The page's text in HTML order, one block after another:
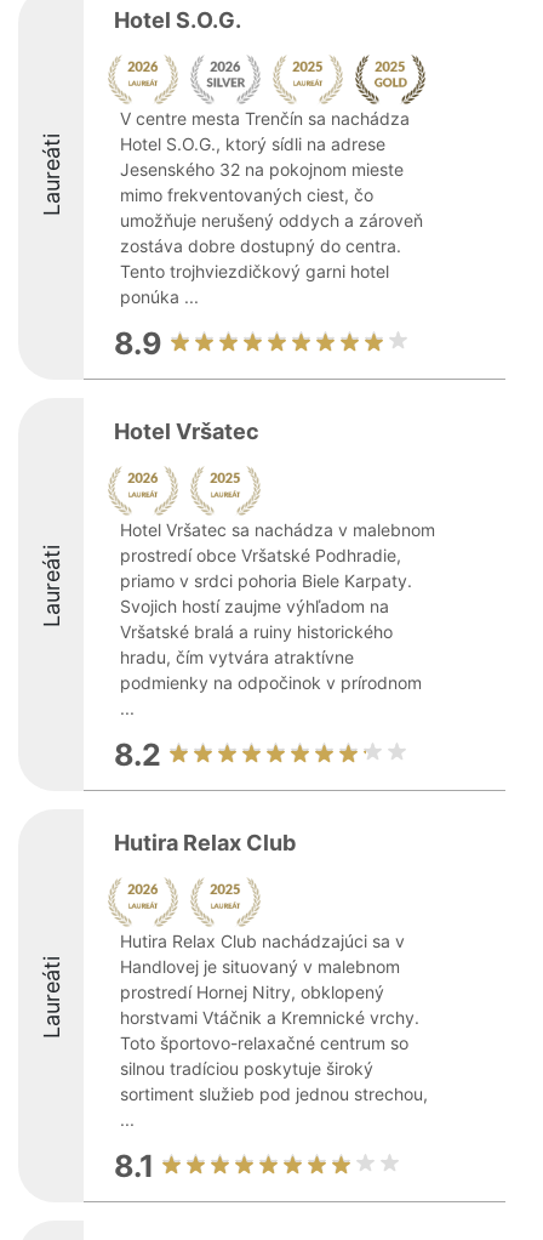
Laureáti
Hotel S.O.G.
V centre mesta Trenčín sa nachádza
Hotel S.O.G., ktorý sídli na adrese
Jesenského 32 na pokojnom mieste
mimo frekventovaných ciest, čo
umožňuje nerušený oddych a zároveň
zostáva dobre dostupný do centra.
Tento trojhviezdičkový garni hotel
ponúka ...
8.9
Laureáti
Hotel Vršatec
Hotel Vršatec sa nachádza v malebnom
prostredí obce Vršatské Podhradie,
priamo v srdci pohoria Biele Karpaty.
Svojich hostí zaujme výhľadom na
Vršatské bralá a ruiny historického
hradu, čím vytvára atraktívne
podmienky na odpočinok v prírodnom
...
8.2
Laureáti
Hutira Relax Club
Hutira Relax Club nachádzajúci sa v
Handlovej je situovaný v malebnom
prostredí Hornej Nitry, obklopený
horstvami Vtáčnik a Kremnické vrchy.
Toto športovo-relaxačné centrum so
silnou tradíciou poskytuje široký
sortiment služieb pod jednou strechou,
...
8.1